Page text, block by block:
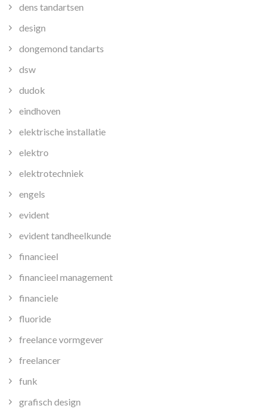
dens tandartsen
design
dongemond tandarts
dsw
dudok
eindhoven
elektrische installatie
elektro
elektrotechniek
engels
evident
evident tandheelkunde
financieel
financieel management
financiele
fluoride
freelance vormgever
freelancer
funk
grafisch design